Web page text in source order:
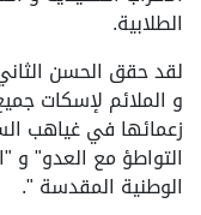
الطلابية.
لقد حقق الحسن الثاني
و الملائم لإسكات
زعمائها في غياهب
التواطؤ مع العدو" و
الوطنية المقدسة ".